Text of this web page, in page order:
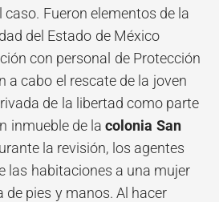
caso. Fueron elementos de la
del Estado de México
con personal de Protección
a cabo el rescate de la joven
de la libertad como parte
inmueble de lacolonia San
la revisión, los agentes
las habitaciones a una mujer
pies y manos. Al hacer